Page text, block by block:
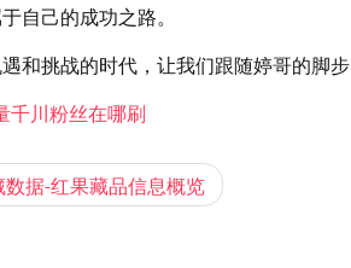
自己的成功之路。
和挑战的时代，让我们跟随婷哥的脚
千川粉丝在哪刷
数据-红果藏品信息概览